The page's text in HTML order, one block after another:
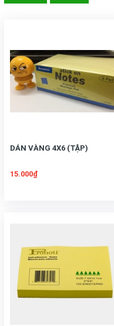
DÁN VÀNG 4X6 (TẬP)
15.000₫